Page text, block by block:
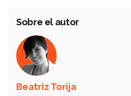
Sobre el autor
Beatriz Torija